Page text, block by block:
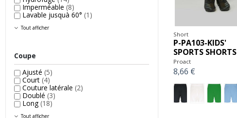
Short
P-PA103-KIDS'
SPORTS SHORTS
Proact
8,66 €
Imperméable (8)
Lavable jusquà 60° (1)
Tout afficher
Coupe
Ajusté (5)
Court (4)
Couture latérale (2)
Doublé (3)
Long(18)
Tout afficher